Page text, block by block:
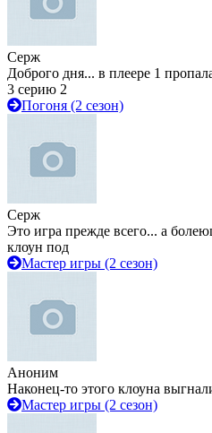
Серж
Доброго дня... в плеере 1
3 серию 2
Погоня (2 сезон)
Серж
Это игра прежде всего... а
клоун под
Мастер игры (2 сезон)
Аноним
Наконец-то этого клоуна
Мастер игры (2 сезон)